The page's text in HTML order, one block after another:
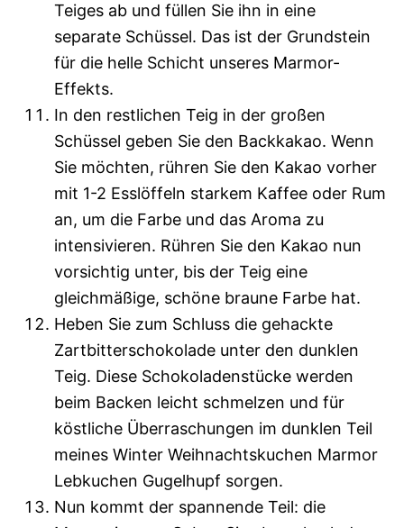
Teiges ab und füllen Sie ihn in eine
separate Schüssel. Das ist der Grundstein
für die helle Schicht unseres Marmor-
Effekts.
In den restlichen Teig in der großen
Schüssel geben Sie den Backkakao. Wenn
Sie möchten, rühren Sie den Kakao vorher
mit 1-2 Esslöffeln starkem Kaffee oder Rum
an, um die Farbe und das Aroma zu
intensivieren. Rühren Sie den Kakao nun
vorsichtig unter, bis der Teig eine
gleichmäßige, schöne braune Farbe hat.
Heben Sie zum Schluss die gehackte
Zartbitterschokolade unter den dunklen
Teig. Diese Schokoladenstücke werden
beim Backen leicht schmelzen und für
köstliche Überraschungen im dunklen Teil
meines Winter Weihnachtskuchen Marmor
Lebkuchen Gugelhupf sorgen.
Nun kommt der spannende Teil: die